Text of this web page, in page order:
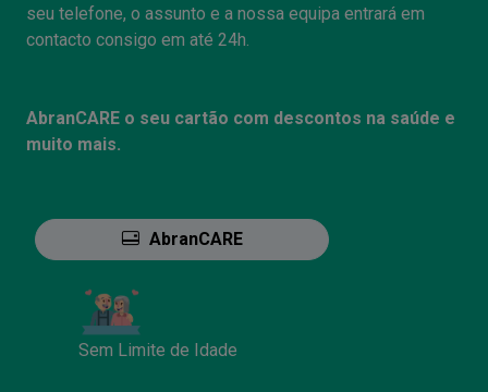
seu telefone, o assunto e a nossa equipa entrará em
contacto consigo em até 24h.
AbranCARE o seu cartão com descontos na saúde e
muito mais.
AbranCARE
Sem Limite de Idade